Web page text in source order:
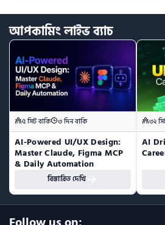
আপকামিংলাইভব্যাচ
৫ সিট বাকি ৩ দিন বাকি
AI-Powered UI/UX Design:
Master Claude, Figma MCP
& Daily Automation
বিস্তারিত দেখি
৩২
AI